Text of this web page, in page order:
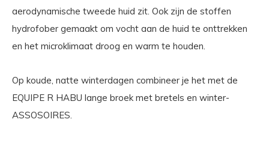
aerodynamische tweede huid zit. Ook zijn de stoffen
hydrofober gemaakt om vocht aan de huid te onttrekken
en het microklimaat droog en warm te houden.
Op koude, natte winterdagen combineer je het met de
EQUIPE R HABU lange broek met bretels en winter-
ASSOSOIRES.